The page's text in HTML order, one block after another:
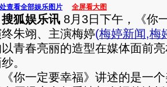
查看全部娱乐图片 全屏看大图
搜狐娱乐讯 8月3日下午，《你
朱翊、主演梅婷(梅婷新闻,梅
青春亮丽的造型在媒体面前
。
一定要幸福》讲述的是一个